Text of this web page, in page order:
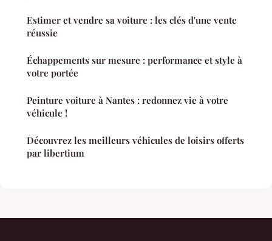
Estimer et vendre sa voiture : les clés d'une vente
réussie
Échappements sur mesure : performance et style à
votre portée
Peinture voiture à Nantes : redonnez vie à votre
véhicule !
Découvrez les meilleurs véhicules de loisirs offerts
par libertium